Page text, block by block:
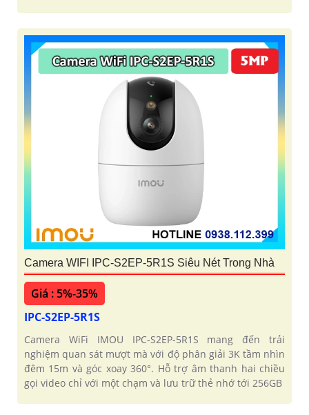
Camera WIFI IPC-S2EP-5R1S Siêu Nét Trong Nhà
Giá : 5%-35%
IPC-S2EP-5R1S
Camera WiFi IMOU IPC-S2EP-5R1S mang đến trải
nghiệm quan sát mượt mà với độ phân giải 3K tầm nhìn
đêm 15m và góc xoay 360°. Hỗ trợ âm thanh hai chiều
gọi video chỉ với một chạm và lưu trữ thẻ nhớ tới 256GB